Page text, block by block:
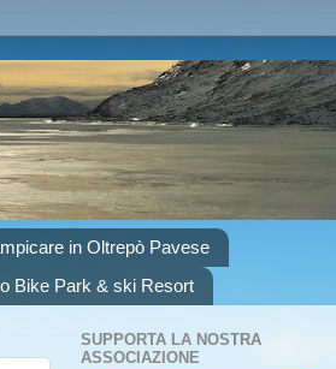
in Oltrepò Pavese
Bike Park & ski Resort
SUPPORTA LA NOSTRA
ASSOCIAZIONE